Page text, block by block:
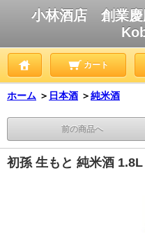
小林酒店 創業
カート
ホーム ＞ 日本酒 ＞純米酒
前の商品へ
初孫 生もと 純米酒